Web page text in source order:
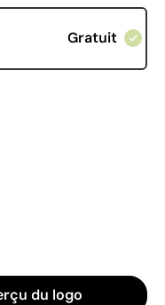
Gratuit
du logo